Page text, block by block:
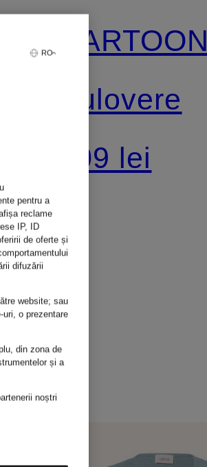
CARTOON
Pulovere
309 lei
RO
pentru a
reclame
IP, ID
de oferte și
difuzării
website; sau
uri, o prezentare
din zona de
și a
noștri